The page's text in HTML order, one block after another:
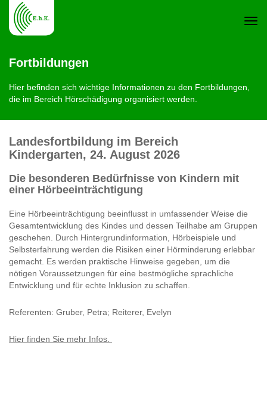
Fortbildungen
Hier befinden sich wichtige Informationen zu den Fortbildungen,
die im Bereich Hörschädigung organisiert werden.
Landesfortbildung im Bereich
Kindergarten, 24. August 2026
Die besonderen Bedürfnisse von Kindern mit
einer Hörbeeinträchtigung
Eine Hörbeeinträchtigung beeinflusst in umfassender Weise die
Gesamtentwicklung des Kindes und dessen Teilhabe am Gruppen
geschehen. Durch Hintergrundinformation, Hörbeispiele und
Selbsterfahrung werden die Risiken einer Hörminderung erlebbar
gemacht. Es werden praktische Hinweise gegeben, um die
nötigen Voraussetzungen für eine bestmögliche sprachliche
Entwicklung und für echte Inklusion zu schaffen.
Referenten: Gruber, Petra; Reiterer, Evelyn
Hier finden Sie mehr Infos.